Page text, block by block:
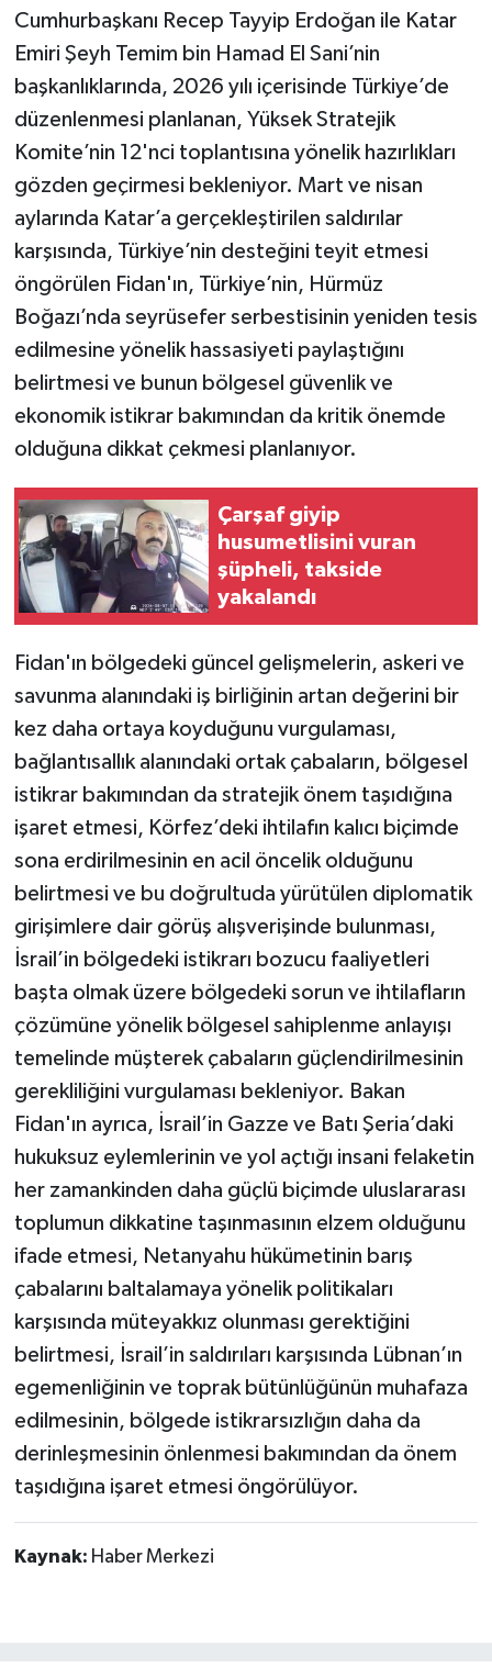
Cumhurbaşkanı Recep Tayyip Erdoğan ile Katar
Emiri Şeyh Temim bin Hamad El Sani’nin
başkanlıklarında, 2026 yılı içerisinde Türkiye’de
düzenlenmesi planlanan, Yüksek Stratejik
Komite’nin 12'nci toplantısına yönelik hazırlıkları
gözden geçirmesi bekleniyor. Mart ve nisan
aylarında Katar’a gerçekleştirilen saldırılar
karşısında, Türkiye’nin desteğini teyit etmesi
öngörülen Fidan'ın, Türkiye’nin, Hürmüz
Boğazı’nda seyrüsefer serbestisinin yeniden tesis
edilmesine yönelik hassasiyeti paylaştığını
belirtmesi ve bunun bölgesel güvenlik ve
ekonomik istikrar bakımından da kritik önemde
olduğuna dikkat çekmesi planlanıyor.
Çarşaf giyip
husumetlisini vuran
şüpheli, takside
yakalandı
Fidan'ın bölgedeki güncel gelişmelerin, askeri ve
savunma alanındaki iş birliğinin artan değerini bir
kez daha ortaya koyduğunu vurgulaması,
bağlantısallık alanındaki ortak çabaların, bölgesel
istikrar bakımından da stratejik önem taşıdığına
işaret etmesi, Körfez’deki ihtilafın kalıcı biçimde
sona erdirilmesinin en acil öncelik olduğunu
belirtmesi ve bu doğrultuda yürütülen diplomatik
girişimlere dair görüş alışverişinde bulunması,
İsrail’in bölgedeki istikrarı bozucu faaliyetleri
başta olmak üzere bölgedeki sorun ve ihtilafların
çözümüne yönelik bölgesel sahiplenme anlayışı
temelinde müşterek çabaların güçlendirilmesinin
gerekliliğini vurgulaması bekleniyor. Bakan
Fidan'ın ayrıca, İsrail’in Gazze ve Batı Şeria’daki
hukuksuz eylemlerinin ve yol açtığı insani felaketin
her zamankinden daha güçlü biçimde uluslararası
toplumun dikkatine taşınmasının elzem olduğunu
ifade etmesi, Netanyahu hükümetinin barış
çabalarını baltalamaya yönelik politikaları
karşısında müteyakkız olunması gerektiğini
belirtmesi, İsrail’in saldırıları karşısında Lübnan’ın
egemenliğinin ve toprak bütünlüğünün muhafaza
edilmesinin, bölgede istikrarsızlığın daha da
derinleşmesinin önlenmesi bakımından da önem
taşıdığına işaret etmesi öngörülüyor.
Kaynak: Haber Merkezi
Kadın
Yurt
2024 Seçim Sonuçları